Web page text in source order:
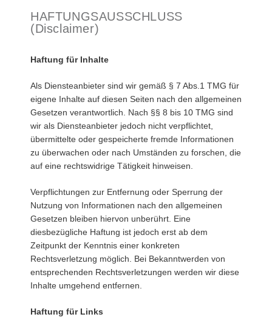
HAFTUNGSAUSSCHLUSS
(Disclaimer)
Haftung für Inhalte
Als Diensteanbieter sind wir gemäß § 7 Abs.1 TMG für
eigene Inhalte auf diesen Seiten nach den allgemeinen
Gesetzen verantwortlich. Nach §§ 8 bis 10 TMG sind
wir als Diensteanbieter jedoch nicht verpflichtet,
übermittelte oder gespeicherte fremde Informationen
zu überwachen oder nach Umständen zu forschen, die
auf eine rechtswidrige Tätigkeit hinweisen.
Verpflichtungen zur Entfernung oder Sperrung der
Nutzung von Informationen nach den allgemeinen
Gesetzen bleiben hiervon unberührt. Eine
diesbezügliche Haftung ist jedoch erst ab dem
Zeitpunkt der Kenntnis einer konkreten
Rechtsverletzung möglich. Bei Bekanntwerden von
entsprechenden Rechtsverletzungen werden wir diese
Inhalte umgehend entfernen.
Haftung für Links